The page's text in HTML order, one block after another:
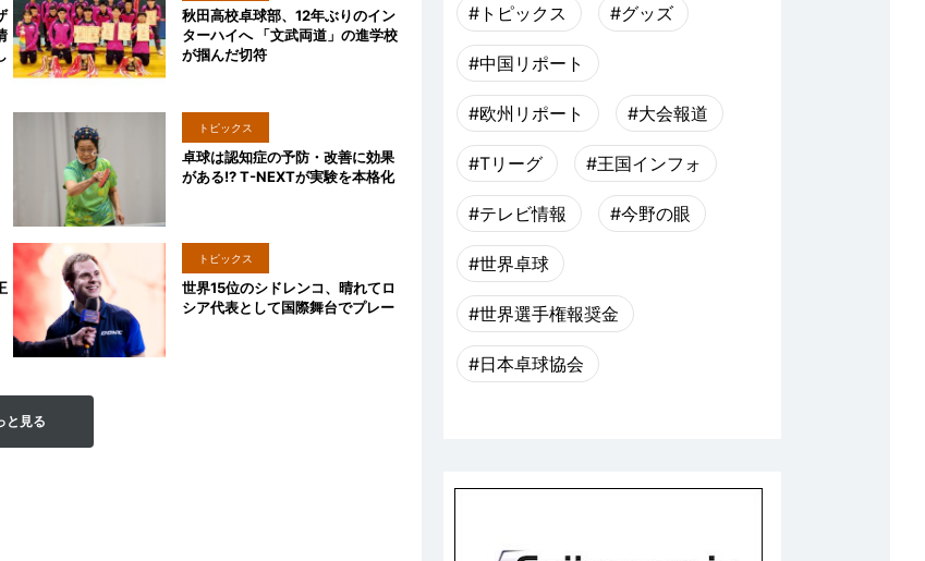
秋田高校卓球部、12年ぶりのイン
ターハイへ 「文武両道」の進学校
が掴んだ切符
トピックス
卓球は認知症の予防・改善に効果
がある!? T-NEXTが実験を本格化
トピックス
世界15位のシドレンコ、晴れてロ
シア代表として国際舞台でプレー
と見る
#トピックス #グッズ
#中国リポート
#欧州リポート #大会報道
#Tリーグ #王国インフォ
#テレビ情報 #今野の眼
#世界卓球
#世界選手権報奨金
#日本卓球協会